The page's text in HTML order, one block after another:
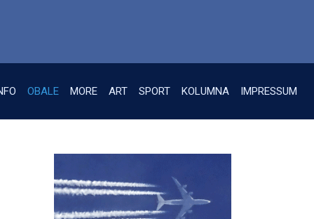
OBALE MORE ART SPORT KOLUMNA IMPRESSUM